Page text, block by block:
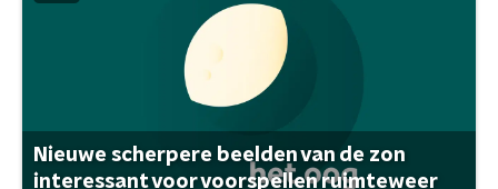
Nieuwe scherpere beelden van de zon
interessant voor voorspellen ruimteweer